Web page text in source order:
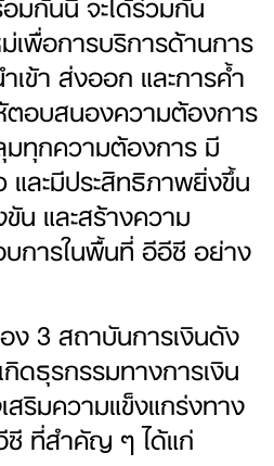
พื่อการบริการด้านการ
เข้า ส่งออก และการค้ำ
ตอบสนองความต้องการ
ทุกความต้องการ มี
และมีประสิทธิภาพยิ่งขึ้น
น และสร้างความ
บการในพื้นที่ อีอีซี อย่าง
3 สถาบันการเงินดัง
ดธุรกรรมทางการเงิน
สริมความแข็งแกร่งทาง
ซี ที่สำคัญ ๆ ได้แก่